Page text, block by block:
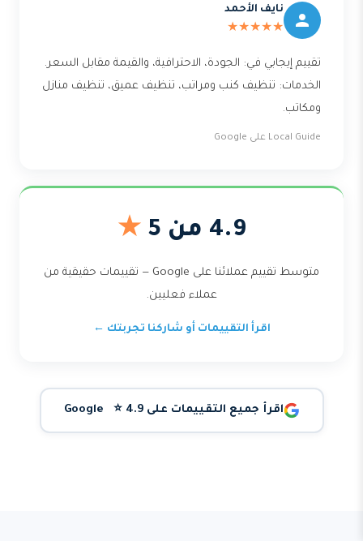
نايف الأحمد
★★★★★
تقييم إيجابي في: الجودة، الاحترافية، والقيمة مقابل السعر.
الخدمات: تنظيف كنب ومراتب، تنظيف عميق، تنظيف منازل
ومكاتب.
Local Guide على Google
4.9 من 5 ★
متوسط تقييم عملائنا على Google — تقييمات حقيقية من
عملاء فعليين.
اقرأ التقييمات أو شاركنا تجربتك ←
اقرأ جميع التقييمات على Google ⭐ 4.9